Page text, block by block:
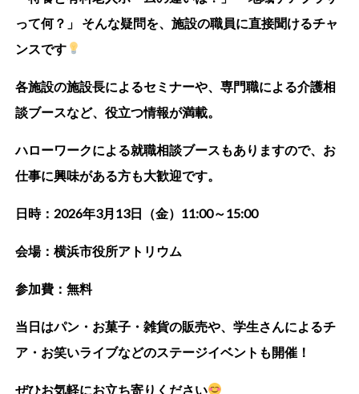
って何？」 そんな疑問を、施設の職員に直接聞けるチャ
ンスです
各施設の施設長によるセミナーや、専門職による介護相
談ブースなど、役立つ情報が満載。
ハローワークによる就職相談ブースもありますので、お
仕事に興味がある方も大歓迎です。
日時：2026年3月13日（金）11:00～15:00
会場：横浜市役所アトリウム
参加費：無料
当日はパン・お菓子・雑貨の販売や、学生さんによるチ
ア・お笑いライブなどのステージイベントも開催！
ぜひお気軽にお立ち寄りください